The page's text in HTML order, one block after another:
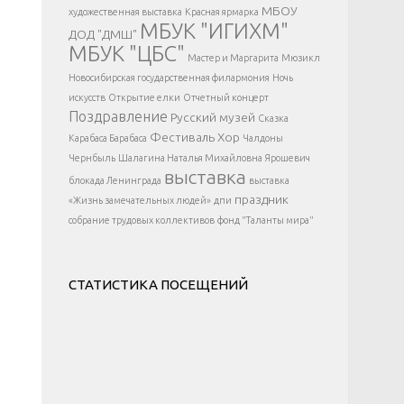
</div >
художественная выставка Красная ярмарка МБОУ
ДОД "ДМШ" МБУК "ИГИХМ"
МБУК "ЦБС" Мастер и Маргарита Мюзикл
Новосибирская государственная филармония Ночь
искусств Открытие елки Отчетный концерт
Поздравление Русский музей Сказка
Карабаса Барабаса ФестивальХор Чалдоны
Чернбыль Шалагина Наталья Михайловна Ярошевич
блокада Ленинграда выставка выставка
«Жизнь замечательных людей» дпи праздник
собрание трудовых коллективов фонд "Таланты мира"
СТАТИСТИКА ПОСЕЩЕНИЙ